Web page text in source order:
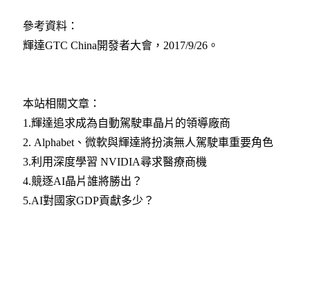
參考資料：
輝達GTC China開發者大會，2017/9/26。
本站相關文章：
1.輝達追求成為自動駕駛車晶片的領導廠商
2. Alphabet、微軟與輝達將扮演無人駕駛車重要角色
3.利用深度學習 NVIDIA尋求醫療商機
4.競逐AI晶片誰將勝出？
5.AI對國家GDP貢獻多少？